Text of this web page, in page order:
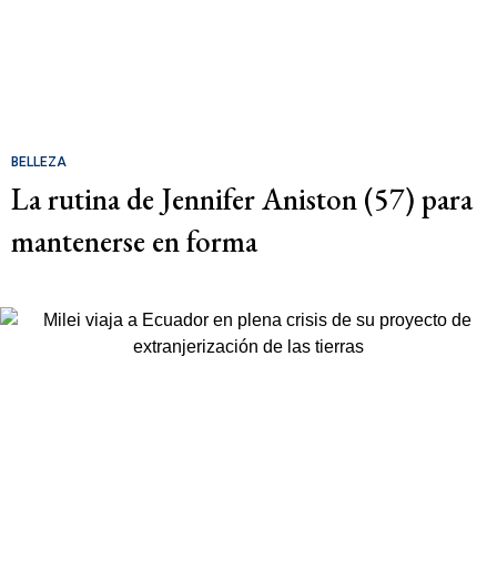
BELLEZA
La rutina de Jennifer Aniston (57) para
mantenerse en forma